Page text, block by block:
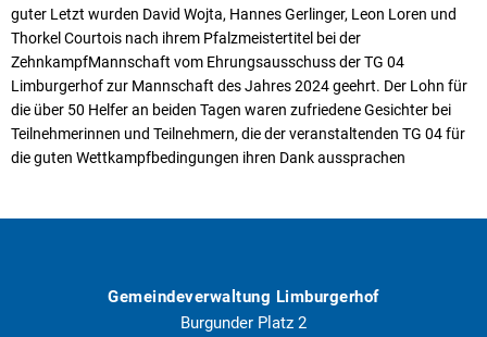
guter Letzt wurden David Wojta, Hannes Gerlinger, Leon Loren und
Thorkel Courtois nach ihrem Pfalzmeistertitel bei der
ZehnkampfMannschaft vom Ehrungsausschuss der TG 04
Limburgerhof zur Mannschaft des Jahres 2024 geehrt. Der Lohn für
die über 50 Helfer an beiden Tagen waren zufriedene Gesichter bei
Teilnehmerinnen und Teilnehmern, die der veranstaltenden TG 04 für
die guten Wettkampfbedingungen ihren Dank aussprachen
Gemeindeverwaltung Limburgerhof
Burgunder Platz 2